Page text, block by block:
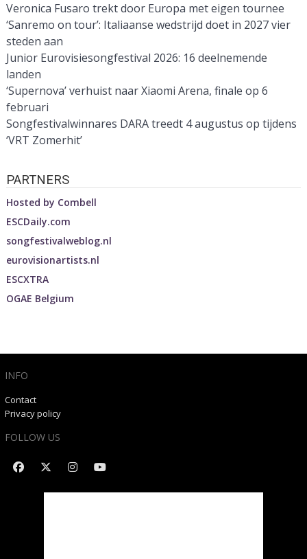
Veronica Fusaro trekt door Europa met eigen tournee
‘Sanremo on tour’: Italiaanse wedstrijd doet in 2027 vier
steden aan
Junior Eurovisiesongfestival 2026: 16 deelnemende
landen
‘Supernova’ verhuist naar Xiaomi Arena, finale op 6
februari
Songfestivalwinnares DARA treedt 4 augustus op tijdens
‘VRT Zomerhit’
PARTNERS
Hosted by Combell
ESCDaily.com
songfestivalweblog.nl
eurovisionartists.nl
ESCXTRA
OGAE Belgium
INFO
Contact
Privacy policy
FOLLOW US